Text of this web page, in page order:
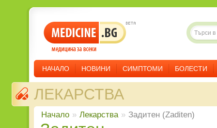
НАЧАЛО НОВИНИ СИМПТОМИ БОЛЕСТИ
ЛЕКАРСТВА
Начало » Лекарства » Задитен (Zaditen)